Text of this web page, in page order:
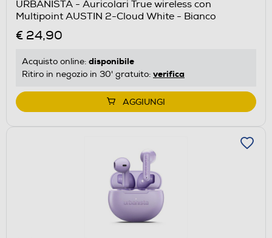
URBANISTA - Auricolari True wireless con
Multipoint AUSTIN 2-Cloud White - Bianco
€ 24,90
Acquisto online: disponibile
Ritiro in negozio in 30' gratuito: verifica
AGGIUNGI